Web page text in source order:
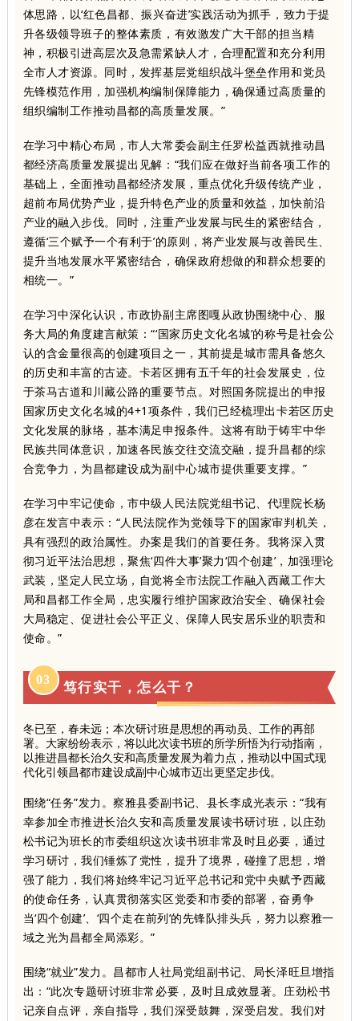
体思路，以‘红色昌都、振兴奋进’实践活动为抓手，致力于提
升各级领导班子的整体素质，有效激发广大干部的担当精
神，积极引进高层次及急需紧缺人才，合理配置和充分利用
全市人才资源。同时，发挥基层党组织战斗堡垒作用和党员
先锋模范作用，加强机构编制保障能力，确保通过高质量的
组织编制工作推动昌都的高质量发展。”
在学习中精心布局，市人大常委会副主任罗松益西就推动昌
都经济高质量发展提出见解：“我们应在做好当前各项工作的
基础上，全面推动昌都经济发展，重点优化升级传统产业，
超前布局优势产业，提升特色产业的质量和效益，加快前沿
产业的融入步伐。同时，注重产业发展与民生的紧密结合，
遵循‘三个赋予一个有利于’的原则，将产业发展与改善民生、
提升当地发展水平紧密结合，确保政府想做的和群众想要的
相统一。”
在学习中深化认识，市政协副主席图嘎从政协围绕中心、服
务大局的角度建言献策：“‘国家历史文化名城’的称号是社会公
认的含金量很高的创建项目之一，其前提是城市需具备悠久
的历史和丰富的古迹。卡若区拥有五千年的社会发展史，位
于茶马古道和川藏公路的重要节点。对照国务院提出的申报
国家历史文化名城的4+1项条件，我们已经梳理出卡若区历史
文化发展的脉络，基本满足申报条件。这将有助于铸牢中华
民族共同体意识，加速各民族交往交流交融，提升昌都的综
合竞争力，为昌都建设成为副中心城市提供重要支撑。”
在学习中牢记使命，市中级人民法院党组书记、代理院长杨
彦在发言中表示：“人民法院作为党领导下的国家审判机关，
具有强烈的政治属性。办案是我们的首要任务。我将深入贯
彻习近平法治思想，聚焦‘四件大事’聚力‘四个创建’，加强理论
武装，坚定人民立场，自觉将全市法院工作融入西藏工作大
局和昌都工作全局，忠实履行维护国家政治安全、确保社会
大局稳定、促进社会公平正义、保障人民安居乐业的职责和
使命。”
03
笃行实干，怎么干？
冬已至，春未远；本次研讨班是思想的再动员、工作的再部
署。大家纷纷表示，将以此次读书班的所学所悟为行动指南，
以推进昌都长治久安和高质量发展为着力点，推动以中国式现
代化引领昌都市建设成副中心城市迈出更坚定步伐。
围绕“任务”发力。察雅县委副书记、县长李成光表示：“我有
幸参加全市推进长治久安和高质量发展读书研讨班，以庄劲
松书记为班长的市委组织这次读书班非常及时且必要，通过
学习研讨，我们锤炼了党性，提升了境界，碰撞了思想，增
强了能力，我们将始终牢记习近平总书记和党中央赋予西藏
的使命任务，认真贯彻落实区党委和市委的部署，奋勇争
当‘四个创建’、‘四个走在前列’的先锋队排头兵，努力以察雅一
域之光为昌都全局添彩。”
围绕“就业”发力。昌都市人社局党组副书记、局长泽旺旦增指
出：“此次专题研讨班非常必要，及时且成效显著。庄劲松书
记亲自点评，亲自指导，我们深受鼓舞，深受启发。我们对